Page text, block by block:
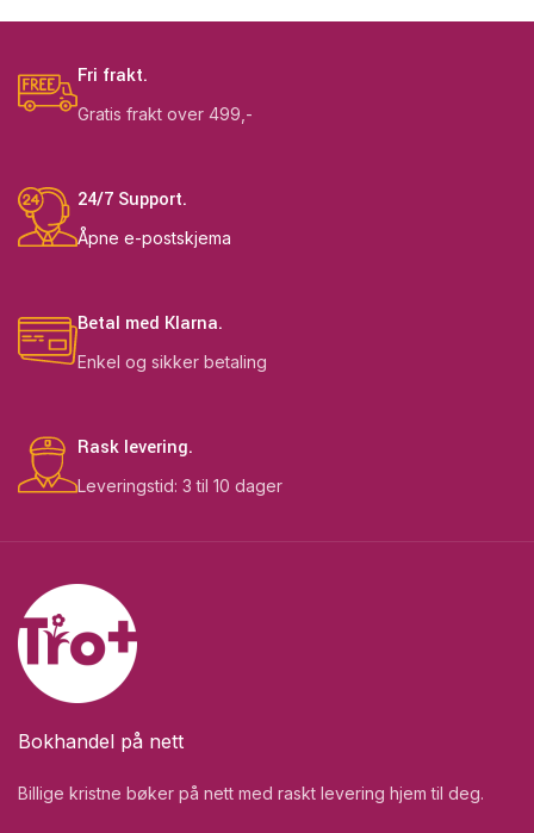
Fri frakt.
Gratis frakt over 499,-
24/7 Support.
Åpne e-postskjema
Betal med Klarna.
Enkel og sikker betaling
Rask levering.
Leveringstid: 3 til 10 dager
Bokhandel på nett
Billige kristne bøker på nett med raskt levering hjem til deg.